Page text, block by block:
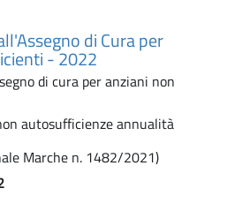
di Cura per
- 2022
di cura per anziani non
autosufficienze annualità
Marche n. 1482/2021)